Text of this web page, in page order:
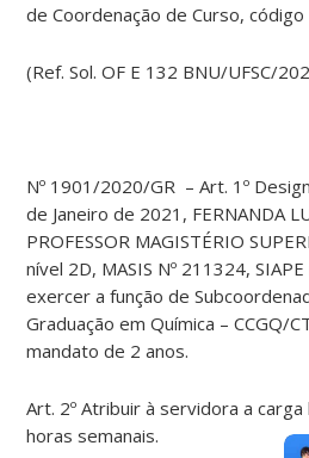
de Coordenação de Curso, código
(Ref. Sol. OF E 132 BNU/UFSC/
Nº 1901/2020/GR – Art. 1º
de Janeiro de 2021, FERNANDA
PROFESSOR MAGISTÉRIO
nível 2D, MASIS Nº 211324,
exercer a função de
Graduação em Química – CCGQ/
mandato de 2 anos.
Art. 2º Atribuir à servidora a
horas semanais.